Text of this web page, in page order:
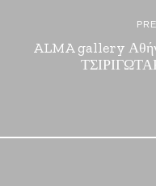
ALMA gallery